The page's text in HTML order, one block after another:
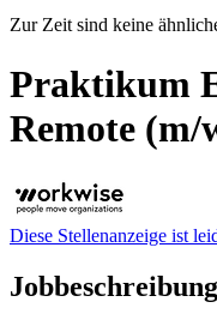
Zur Zeit sind keine
Praktikum
Remote (m/
Diese Stellenanzeige ist
Jobbeschreibung